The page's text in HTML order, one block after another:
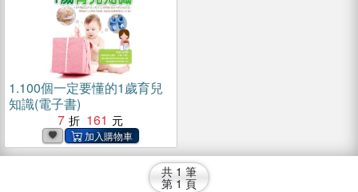
1.100個一定要懂的1歲育兒
知識(電子書)
7
161
共 1 筆
第 1 頁